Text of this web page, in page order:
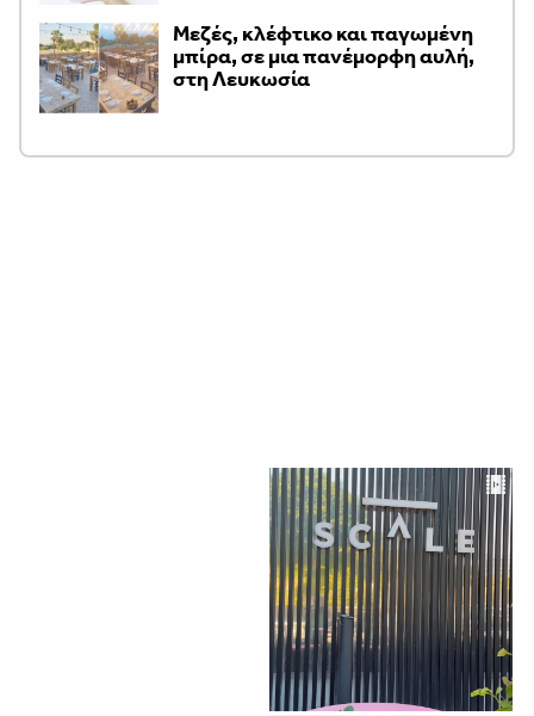
Μεζές, κλέφτικο και παγωμένη
μπίρα, σε μια πανέμορφη αυλή,
στη Λευκωσία